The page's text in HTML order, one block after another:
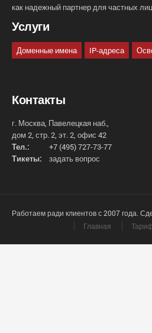
как надежный партнер для частных
Услуги
Доменные имена IP-адреса
Контакты
г. Москва, Павелецкая наб.,
дом 2, стр. 2, эт. 2, офис 42
Тел.:
+7 (495) 727-73-77
Тикеты:
задать вопрос
Работаем ради клиентов с 2007 года.
Главная